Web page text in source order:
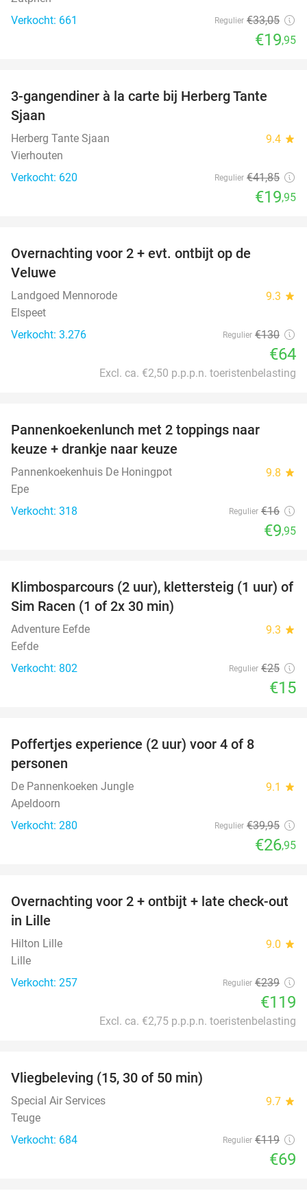
Verkocht: 661
Regulier €33,05
€19,95
52%
3-gangendiner à la carte bij Herberg Tante
Sjaan
Herberg Tante Sjaan 9.4 star
Vierhouten
Verkocht: 620
Regulier €41,85
€19,95
Overnachting voor 2 + evt. ontbijt op de
Veluwe
Landgoed Mennorode 9.3 star
Elspeet
Verkocht: 3.276
Regulier €130
€64
Excl. ca. €2,50 p.p.p.n. toeristenbelasting
Pannenkoekenlunch met 2 toppings naar
keuze + drankje naar keuze
Pannenkoekenhuis De Honingpot 9.8 star
Epe
Verkocht: 318
Regulier €16
€9,95
40%
Klimbosparcours (2 uur), klettersteig (1 uur) of
Sim Racen (1 of 2x 30 min)
Adventure Eefde 9.3 star
Eefde
Verkocht: 802
Regulier €25
€15
Poffertjes experience (2 uur) voor 4 of 8
personen
De Pannenkoeken Jungle 9.1 star
Apeldoorn
Verkocht: 280
Regulier €39,95
€26,95
50%
Overnachting voor 2 + ontbijt + late check-out
in Lille
Hilton Lille 9.0 star
Lille
Verkocht: 257
Regulier €239
€119
Excl. ca. €2,75 p.p.p.n. toeristenbelasting
Vliegbeleving (15, 30 of 50 min)
Special Air Services 9.7 star
Teuge
Verkocht: 684
Regulier €119
€69